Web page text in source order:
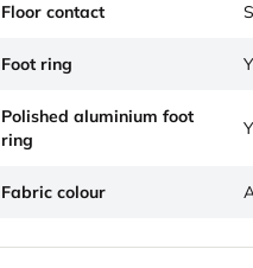
Floor contact
Foot ring
Polished aluminium foot
ring
Fabric colour